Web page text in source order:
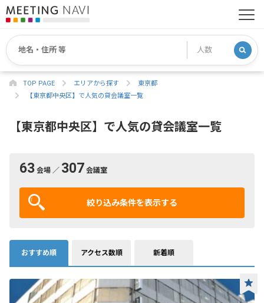
TOP PAGE エリアから探す
東京都
【東京都中央区】で人気の貸会議室一覧
【東京都中央区】で人気の貸会議室一覧
63 会場 ／ 307 会議室
絞り込み条件を表示する
おすすめ順 アクセス数順 新着順